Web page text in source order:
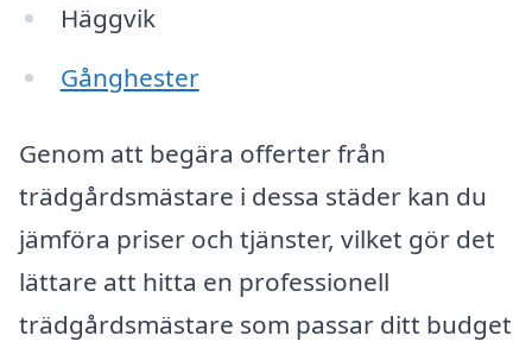
Häggvik
Gånghester
Genom att begära offerter från
trädgårdsmästare i dessa städer kan du
jämföra priser och tjänster, vilket gör det
lättare att hitta en professionell
trädgårdsmästare som passar ditt budget